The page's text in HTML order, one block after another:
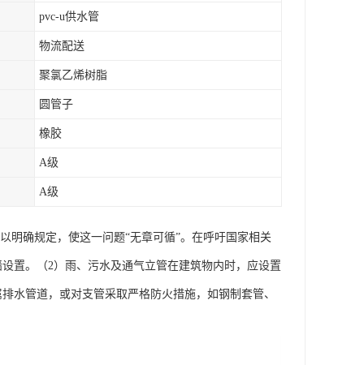
pvc-u供水管
物流配送
聚氯乙烯树脂
圆管子
橡胶
A级
A级
明确规定，使这一问题“无章可循”。在呼吁国家相关
置。（2）雨、污水及通气立管在建筑物内时，应设置
水管道，或对支管采取严格防火措施，如钢制套管、